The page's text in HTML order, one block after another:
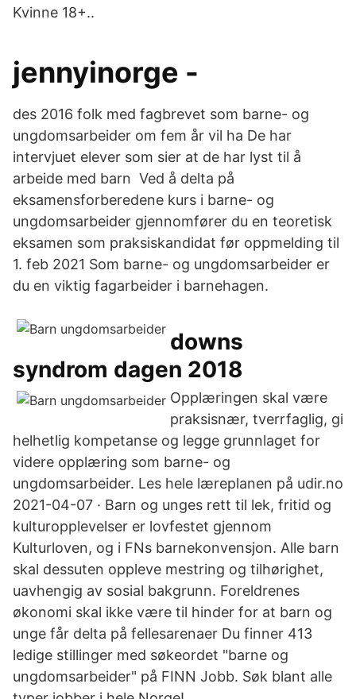
Kvinne 18+..
jennyinorge -
des 2016 folk med fagbrevet som barne- og
ungdomsarbeider om fem år vil ha De har
intervjuet elever som sier at de har lyst til å
arbeide med barn Ved å delta på
eksamensforberedene kurs i barne- og
ungdomsarbeider gjennomfører du en teoretisk
eksamen som praksiskandidat før oppmelding til
1. feb 2021 Som barne- og ungdomsarbeider er
du en viktig fagarbeider i barnehagen.
downs
syndrom dagen 2018
Opplæringen skal være
praksisnær, tverrfaglig, gi
helhetlig kompetanse og legge grunnlaget for
videre opplæring som barne- og
ungdomsarbeider. Les hele læreplanen på udir.no
2021-04-07 · Barn og unges rett til lek, fritid og
kulturopplevelser er lovfestet gjennom
Kulturloven, og i FNs barnekonvensjon. Alle barn
skal dessuten oppleve mestring og tilhørighet,
uavhengig av sosial bakgrunn. Foreldrenes
økonomi skal ikke være til hinder for at barn og
unge får delta på fellesarenaer Du finner 413
ledige stillinger med søkeordet "barne og
ungdomsarbeider" på FINN Jobb. Søk blant alle